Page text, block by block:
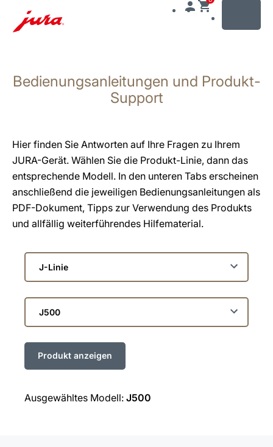
wechseln
Bedienungsanleitungen und Produkt-
Support
Hier finden Sie Antworten auf Ihre Fragen zu Ihrem
JURA-Gerät. Wählen Sie die Produkt-Linie, dann das
entsprechende Modell. In den unteren Tabs erscheinen
anschließend die jeweiligen Bedienungsanleitungen als
PDF-Dokument, Tipps zur Verwendung des Produkts
und allfällig weiterführendes Hilfematerial.
die
Linie
das
Modell
Ausgewähltes Modell: J500